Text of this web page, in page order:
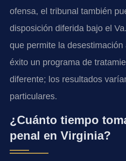
ofensa, el tribunal también
disposición diferida bajo el
que permite la desestimación
éxito un programa de
diferente; los resultados
particulares.
¿Cuánto tiempo
penal en Virginia?